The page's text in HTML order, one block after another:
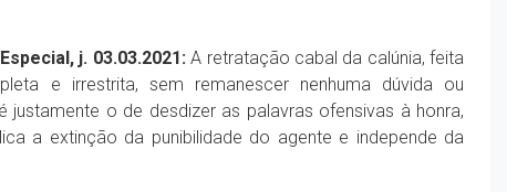
j. 03.03.2021: A retratação cabal da calúnia, feita
e irrestrita, sem remanescer nenhuma dúvida ou
o de desdizer as palavras ofensivas à honra,
a extinção da punibilidade do agente e independe da